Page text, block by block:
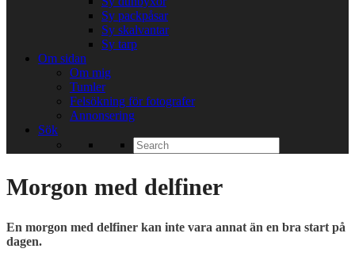
Sy packpåsar
Sy skalvantar
Sy tarp
Om sidan
Om mig
Tumler
Felsökning för fotografer
Annonsering
Sök
Search
for:
Morgon med delfiner
En morgon med delfiner kan inte vara annat än en bra start på
dagen.